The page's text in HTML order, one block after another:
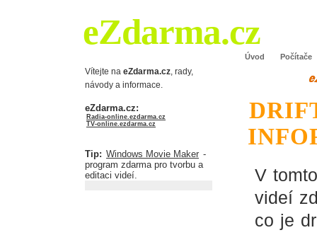
eZdarma.cz
Úvod
Počítače
Vítejte na eZdarma.cz , rady,
návody a informace.
eZdarma.cz:
Radia-online.ezdarma.cz
TV-online.ezdarma.cz
Tip: Windows Movie Maker -
program zdarma pro tvorbu a
editaci videí.
V
videí
co je